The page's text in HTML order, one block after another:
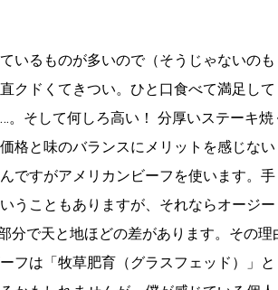
いるものが多いので（そうじゃないのも
クドくてきつい。ひと口食べて満足して
そして何しろ高い！ 分厚いステーキ焼
格と味のバランスにメリットを感じない
ですがアメリカンビーフを使います。手
うこともありますが、それならオージー
分で天と地ほどの差があります。その理
フは「牧草肥育（グラスフェッド）」と